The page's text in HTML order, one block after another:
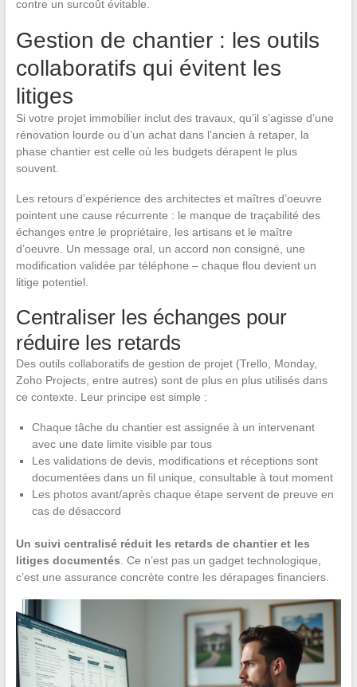
contre un surcoût évitable.
Gestion de chantier : les outils
collaboratifs qui évitent les
litiges
Si votre projet immobilier inclut des travaux, qu’il s’agisse d’une
rénovation lourde ou d’un achat dans l’ancien à retaper, la
phase chantier est celle où les budgets dérapent le plus
souvent.
Les retours d’expérience des architectes et maîtres d’oeuvre
pointent une cause récurrente : le manque de traçabilité des
échanges entre le propriétaire, les artisans et le maître
d’oeuvre. Un message oral, un accord non consigné, une
modification validée par téléphone – chaque flou devient un
litige potentiel.
Centraliser les échanges pour
réduire les retards
Des outils collaboratifs de gestion de projet (Trello, Monday,
Zoho Projects, entre autres) sont de plus en plus utilisés dans
ce contexte. Leur principe est simple :
Chaque tâche du chantier est assignée à un intervenant
avec une date limite visible par tous
Les validations de devis, modifications et réceptions sont
documentées dans un fil unique, consultable à tout moment
Les photos avant/après chaque étape servent de preuve en
cas de désaccord
Un suivi centralisé réduit les retards de chantier et les
litiges documentés . Ce n’est pas un gadget technologique,
c’est une assurance concrète contre les dérapages financiers.